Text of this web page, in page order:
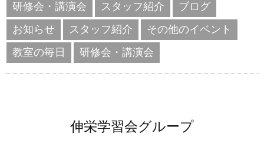
研修会・講演会
スタッフ紹介
ブログ
お知らせ
スタッフ紹介
その他のイベント
教室の毎日
研修会・講演会
伸栄学習会グループ